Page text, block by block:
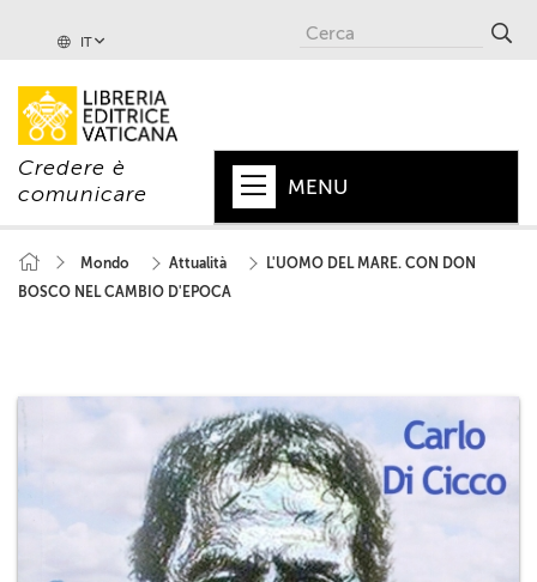
IT
Credere è
comunicare
MENU
PAPA
CHIESA
MONDO
COLLANE
RIVISTE
Mondo Attualità
L'UOMO DEL MARE. CON DON
BOSCO NEL CAMBIO D'EPOCA